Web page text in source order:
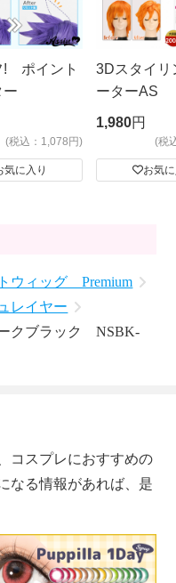
! ポイント
ー
(税込：1,078円)
気に入り
3Dスタイリ
ーターAS
ビッグサイ
1,980円
(税
お気
ウィッグ Premium
レイヤー
クブラック NSBK-
コスプレにおすすめの
なる情報があれば、是